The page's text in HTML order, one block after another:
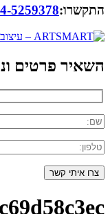
התקשרו:5259378
השאיר פרטים